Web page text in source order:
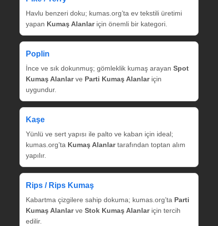
Havlu benzeri doku; kumas.org’ta ev tekstili üretimi
yapan Kumaş Alanlariçin önemli bir kategori.
Poplin
İnce ve sık dokunmuş; gömleklik kumaş arayan Spot
Kumaş Alanlarve Parti Kumaş Alanlariçin
uygundur.
Kaşe
Yünlü ve sert yapısı ile palto ve kaban için ideal;
kumas.org’ta Kumaş Alanlartarafından toptan alım
yapılır.
Rips / Rips Kumaş
Kabartma çizgilere sahip dokuma; kumas.org’ta Parti
Kumaş Alanlarve Stok Kumaş Alanlariçin tercih
edilir.